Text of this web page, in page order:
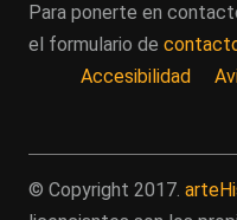
Para ponerte en
el formulario de
Accesibilidad
© Copyright 2017.